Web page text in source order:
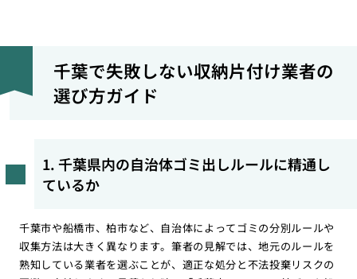
千葉で失敗しない収納片付け業者の
選び方ガイド
1. 千葉県内の自治体ゴミ出しルールに精通し
ているか
千葉市や船橋市、柏市など、自治体によってゴミの分別ルールや
収集方法は大きく異なります。筆者の見解では、地元のルールを
熟知している業者を選ぶことが、適正な処分と不法投棄リスクの